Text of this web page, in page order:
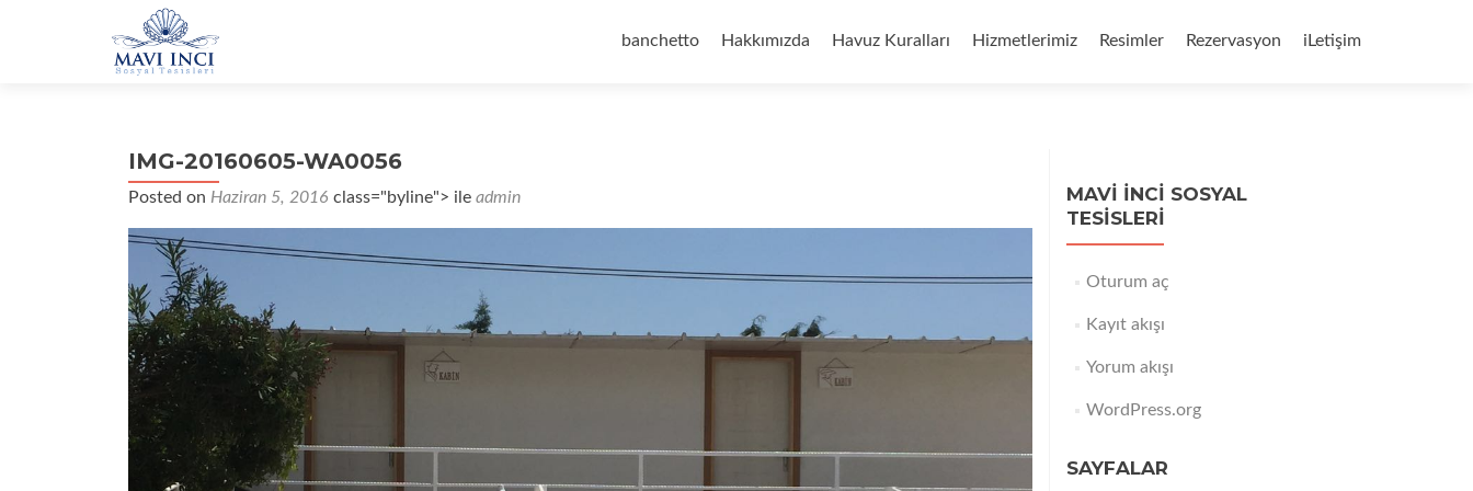
geç
banchetto Hakkımızda Havuz Kuralları Hizmetlerimiz Resimler Rezervasyon iLetişim
IMG-20160605-WA0056
Posted on Haziran 5, 2016 class="byline"> ile admin
MAVI İNCI SOSYAL
TESISLERI
Oturum aç
Kayıt akışı
Yorum akışı
WordPress.org
SAYFALAR